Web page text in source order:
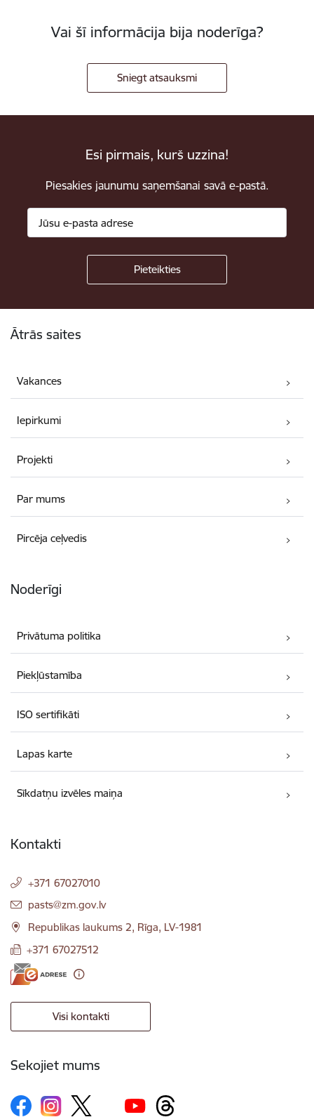
Vai šī informācija bija noderīga?
Sniegt atsauksmi
Esi pirmais, kurš uzzina!
Piesakies jaunumu saņemšanai savā e-pastā.
Ātrās saites
Vakances
Iepirkumi
Projekti
Par mums
Pircēja ceļvedis
Noderīgi
Privātuma politika
Piekļūstamība
ISO sertifikāti
Lapas karte
Sīkdatņu izvēles maiņa
Kontakti
+371 67027010
E-pasts:
pasts@zm.gov.lv
Republikas laukums 2, Rīga, LV-1981
+371 67027512
Visi kontakti
Sekojiet mums